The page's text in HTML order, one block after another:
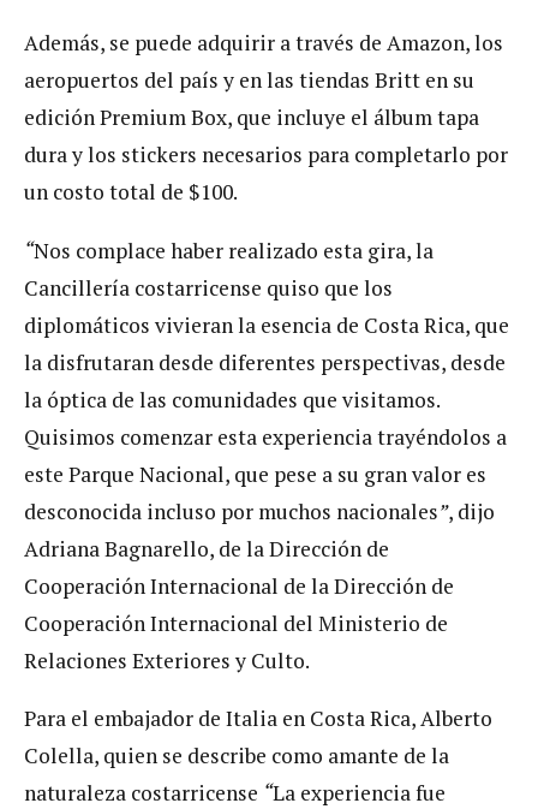
Además, se puede adquirir a través de Amazon, los
aeropuertos del país y en las tiendas Britt en su
edición Premium Box, que incluye el álbum tapa
dura y los stickers necesarios para completarlo por
un costo total de $100.
“Nos complace haber realizado esta gira, la
Cancillería costarricense quiso que los
diplomáticos vivieran la esencia de Costa Rica, que
la disfrutaran desde diferentes perspectivas, desde
la óptica de las comunidades que visitamos.
Quisimos comenzar esta experiencia trayéndolos a
este Parque Nacional, que pese a su gran valor es
desconocida incluso por muchos nacionales”, dijo
Adriana Bagnarello, de la Dirección de
Cooperación Internacional de la Dirección de
Cooperación Internacional del Ministerio de
Relaciones Exteriores y Culto.
Para el embajador de Italia en Costa Rica, Alberto
Colella, quien se describe como amante de la
naturaleza costarricense “La experiencia fue